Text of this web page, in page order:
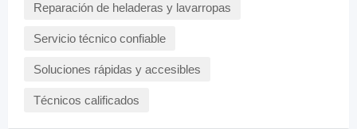
Reparación de heladeras y lavarropas
Servicio técnico confiable
Soluciones rápidas y accesibles
Técnicos calificados